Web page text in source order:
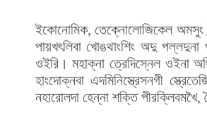
ইকোনোমিক, তেক্নোলোজিকেল অমসুং
পায়খৎলিবা খোঙথাংশিং অদু পল্লদুনা
ওইরি। মহাক্না ত্রেদিস্নেল ওইনা
হাংদোক্নবা এদমিনিস্ত্রেসনগী
নহারোলদা হেন্না শক্তি